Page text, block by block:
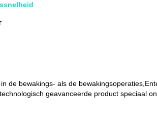
de bewakings- als de
geavanceerde product speciaal